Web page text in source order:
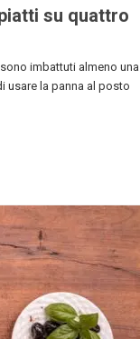
su quattro
imbattuti almeno una
usare la panna al posto